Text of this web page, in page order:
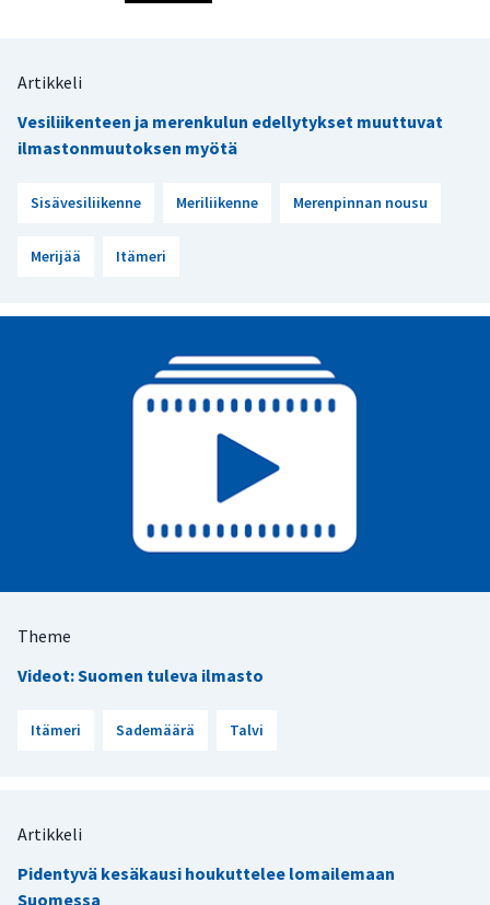
Artikkeli
Vesiliikenteen ja merenkulun edellytykset muuttuvat
ilmastonmuutoksen myötä
Sisävesiliikenne Meriliikenne Merenpinnan nousu
Merijää Itämeri
Theme
Videot: Suomen tuleva ilmasto
Itämeri Sademäärä Talvi
Artikkeli
Pidentyvä kesäkausi houkuttelee lomailemaan
Suomessa